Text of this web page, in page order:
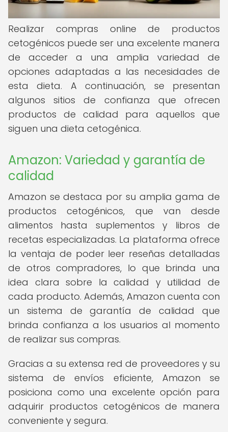
Realizar compras online de productos
cetogénicos puede ser una excelente manera
de acceder a una amplia variedad de
opciones adaptadas a las necesidades de
esta dieta. A continuación, se presentan
algunos sitios de confianza que ofrecen
productos de calidad para aquellos que
siguen una dieta cetogénica.
Amazon: Variedad y garantía de
calidad
Amazon se destaca por su amplia gama de
productos cetogénicos, que van desde
alimentos hasta suplementos y libros de
recetas especializadas. La plataforma ofrece
la ventaja de poder leer reseñas detalladas
de otros compradores, lo que brinda una
idea clara sobre la calidad y utilidad de
cada producto. Además, Amazon cuenta con
un sistema de garantía de calidad que
brinda confianza a los usuarios al momento
de realizar sus compras.
Gracias a su extensa red de proveedores y su
sistema de envíos eficiente, Amazon se
posiciona como una excelente opción para
adquirir productos cetogénicos de manera
conveniente y segura.